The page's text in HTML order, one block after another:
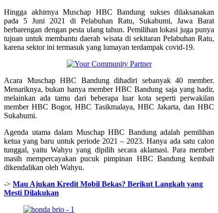
Hingga akhirnya Muschap HBC Bandung sukses dilaksanakan
pada 5 Juni 2021 di Pelabuhan Ratu, Sukabumi, Jawa Barat
berbarengan dengan pesta ulang tahun. Pemilihan lokasi juga punya
tujuan untuk membantu daerah wisata di sekitaran Pelabuhan Ratu,
karena sektor ini termasuk yang lumayan terdampak covid-19.
Acara Muschap HBC Bandung dihadiri sebanyak 40 member.
Menariknya, bukan hanya member HBC Bandung saja yang hadir,
melainkan ada tamu dari beberapa luar kota seperti perwakilan
member HBC Bogor, HBC Tasikmalaya, HBC Jakarta, dan HBC
Sukabumi.
Agenda utama dalam Muschap HBC Bandung adalah pemilihan
ketua yang baru untuk periode 2021 – 2023. Hanya ada satu calon
tunggal, yaitu Wahyu yang dipilih secara aklamasi. Para member
masih mempercayakan pucuk pimpinan HBC Bandung kembali
dikendalikan oleh Wahyu.
-> Mau Ajukan Kredit Mobil Bekas? Berikut Langkah yang
Mesti Dilakukan